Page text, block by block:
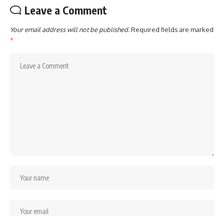
Leave a Comment
Your email address will not be published.Required fields are marked
*